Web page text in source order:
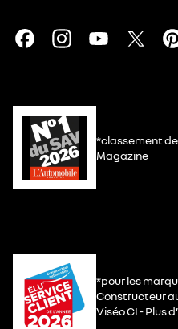
*classement
Magazine
*pour les
Constructeur
Viséo CI - Plus